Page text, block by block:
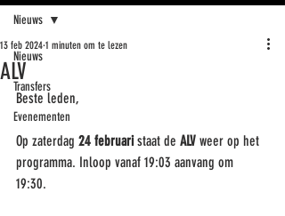
Nieuws
Transfers
Evenementen
Nieuws
ALV
13 feb 2024 1 minuten om te lezen
Beste leden,
Op zaterdag 24 februari staat de ALV weer op het
programma. Inloop vanaf 19:03 aanvang om
19:30.